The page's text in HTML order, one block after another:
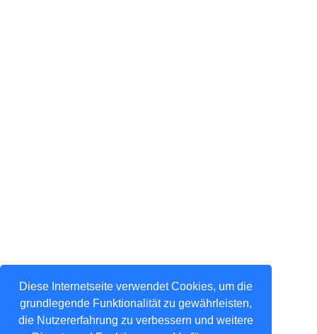
Diese Internetseite verwendet Cookies, um die
grundlegende Funktionalität zu gewährleisten,
die Nutzererfahrung zu verbessern und weitere